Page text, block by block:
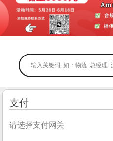
支付
请选择支付网关